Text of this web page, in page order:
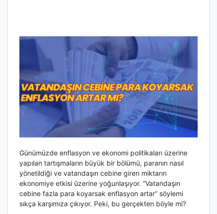
Günümüzde enflasyon ve ekonomi politikaları üzerine
yapılan tartışmaların büyük bir bölümü, paranın nasıl
yönetildiği ve vatandaşın cebine giren miktarın
ekonomiye etkisi üzerine yoğunlaşıyor. “Vatandaşın
cebine fazla para koyarsak enflasyon artar” söylemi
sıkça karşımıza çıkıyor. Peki, bu gerçekten böyle mi?